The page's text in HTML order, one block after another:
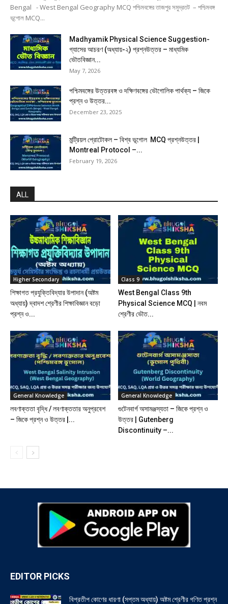
Bengal - West Bengal Geography MCQ পশ্চিমবঙ্গের তাজপুর সমুদ্রতট – পশ্চিমবঙ্গ
ভূগোল MCQ...
Madhyamik Physical Science Suggestion-
গ্যাসের আচরণ (অধ্যায়-২) প্রশ্নউত্তর – মাধ্যমিক
ভৌতবিজ্ঞান...
May 7, 2026
পশ্চিমবঙ্গের উত্তরবঙ্গ ও দক্ষিণবঙ্গের ভৌগোলিক পার্থক্য – জিকে
প্রশ্ন ও উত্তর...
December 23, 2025
মন্ট্রিয়ল প্রোটোকল – বিশ্ব ভূগোল MCQ প্রশ্নউত্তর |
Montreal Protocol –...
February 19, 2026
ALL
Higher Secondary
শিক্ষাগত প্রযুক্তিবিদ্যার উপাদান (অষ্টম
অধ্যায়) দ্বাদশ শ্রেণীর শিক্ষাবিজ্ঞান বড়ো
প্রশ্ন ও...
Class 9
West Bengal Class 9th
Physical Science MCQ | নবম
শ্রেণীর ভৌত...
General Knowledge
লবণাক্ততা বৃদ্ধি / লবণাক্ততার অনুপ্রবেশ
– জিকে প্রশ্ন ও উত্তর |...
General Knowledge
গুটেনবার্গ অসামঞ্জস্যতা – জিকে প্রশ্ন ও
উত্তর | Gutenberg
Discontinuity –...
EDITOR PICKS
বিপ্রতীপ কোণের ধারণা (সপ্তম অধ্যায়) অষ্টম শ্রেণীর গণিত প্রশ্ন